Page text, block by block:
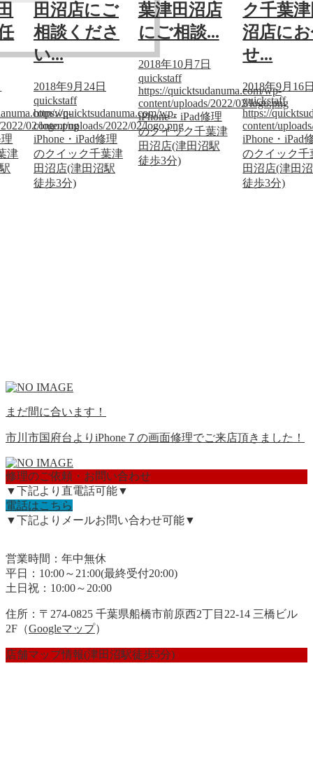
wp-
02/logo.png
津
田沼店にご
相談くださ
い...
2018年9月24日
quickstaff
https://quicktsudanuma.com/wp-
content/uploads/2022/02/logo.png
iPhone・iPad修理
のクイック千葉津
田沼店(津田沼駅
徒歩3分)
葉津田沼店
にご相談...
2018年10月7日
quickstaff
https://quicktsudanuma.com/wp-
content/uploads/2022/02/logo.png
iPhone・iPad修理
のクイック千葉津
田沼店(津田沼駅
徒歩3分)
ク千葉
沼店に
せ...
2018年9月16
quickstaff
https://
content/
iPhone・iPad
のクイック千
田沼店(津田
徒歩3分)
まだ間に合います！
市川市国府台よりiPhone７の画面修理でご来店頂きました！
修理のご依頼・お問い合わせ
▼下記より直電話可能▼
電話はこちら
▼下記よりメールお問い合わせ可能▼
営業時間：年中無休
平日：10:00～21:00(最終受付20:00)
土日祝：10:00～20:00
住所：〒274-0825 千葉県船橋市前原西2丁目22-14 三橋ビル
2F（Googleマップ）
店舗マップ情報(津田沼駅徒歩5分)